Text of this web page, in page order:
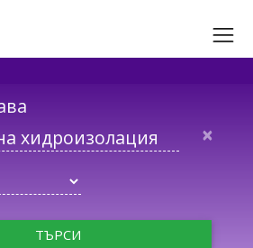
×
ТЪРСИ